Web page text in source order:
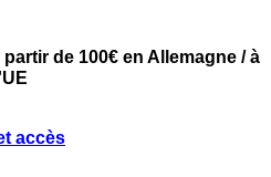
de 100€ en Allemagne / à
accès